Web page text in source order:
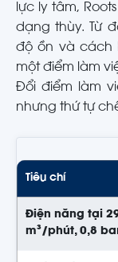
lực ly tâm,
dạng thùy. Từ
độ ồn và cách
một điểm làm
Đổi điểm làm
nhưng thứ tự
Tiêu chí
Điện năng tại
m³/phút, 0,8